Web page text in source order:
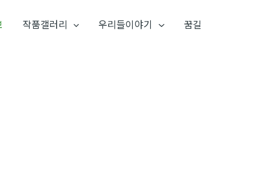
작품갤러리 우리들이야기 꿈길